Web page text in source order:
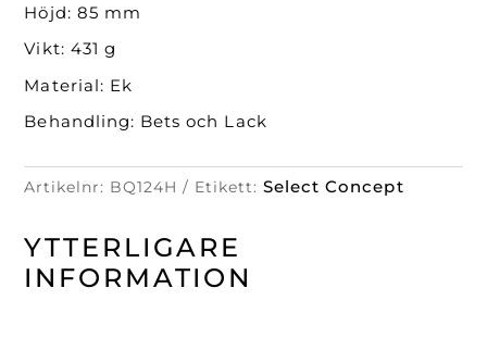
Höjd: 85 mm
Vikt: 431 g
Material: Ek
Behandling: Bets och Lack
Artikelnr: BQ124H Etikett: Select Concept
YTTERLIGARE
INFORMATION